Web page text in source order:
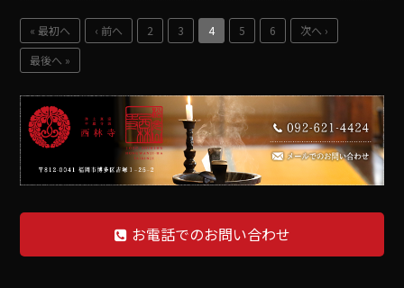
« 最初へ ‹ 前へ 2 3 4 5 6
次へ ›
最後へ »
お電話でのお問い合わせ